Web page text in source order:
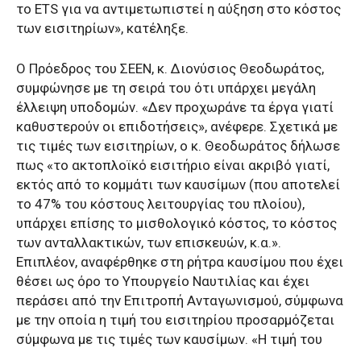
το ETS για να αντιμετωπιστεί η αύξηση στο κόστος
των εισιτηρίων», κατέληξε.
Ο Πρόεδρος του ΣΕΕΝ, κ. Διονύσιος Θεοδωράτος,
συμφώνησε με τη σειρά του ότι υπάρχει μεγάλη
έλλειψη υποδομών. «Δεν προχωράνε τα έργα γιατί
καθυστερούν οι επιδοτήσεις», ανέφερε. Σχετικά με
τις τιμές των εισιτηρίων, ο κ. Θεοδωράτος δήλωσε
πως «το ακτοπλοϊκό εισιτήριο είναι ακριβό γιατί,
εκτός από το κομμάτι των καυσίμων (που αποτελεί
το 47% του κόστους λειτουργίας του πλοίου),
υπάρχει επίσης το μισθολογικό κόστος, το κόστος
των ανταλλακτικών, των επισκευών, κ.α.».
Επιπλέον, αναφέρθηκε στη ρήτρα καυσίμου που έχει
θέσει ως όρο το Υπουργείο Ναυτιλίας και έχει
περάσει από την Επιτροπή Ανταγωνισμού, σύμφωνα
με την οποία η τιμή του εισιτηρίου προσαρμόζεται
σύμφωνα με τις τιμές των καυσίμων. «Η τιμή του